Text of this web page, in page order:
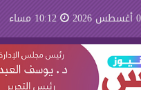
10:12 مساء